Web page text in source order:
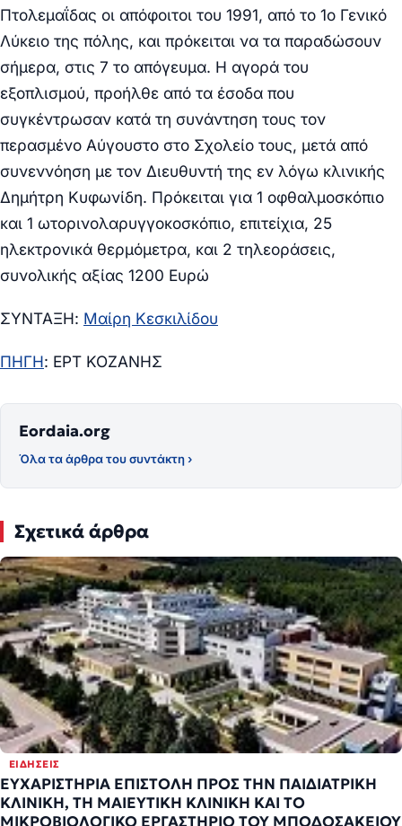
Πτολεμαΐδας οι απόφοιτοι του 1991, από το 1ο Γενικό
Λύκειο της πόλης, και πρόκειται να τα παραδώσουν
σήμερα, στις 7 το απόγευμα. Η αγορά του
εξοπλισμού, προήλθε από τα έσοδα που
συγκέντρωσαν κατά τη συνάντηση τους τον
περασμένο Αύγουστο στο Σχολείο τους, μετά από
συνεννόηση με τον Διευθυντή της εν λόγω κλινικής
Δημήτρη Κυφωνίδη. Πρόκειται για 1 οφθαλμοσκόπιο
και 1 ωτορινολαρυγγοκοσκόπιο, επιτείχια, 25
ηλεκτρονικά θερμόμετρα, και 2 τηλεοράσεις,
συνολικής αξίας 1200 Ευρώ
ΣΥΝΤΑΞΗ: Μαίρη Κεσκιλίδου
ΠΗΓΗ: ΕΡΤ ΚΟΖΑΝΗΣ
Eordaia.org
Όλα τα άρθρα του συντάκτη ›
Σχετικά άρθρα
ΕΙΔΉΣΕΙΣ
ΕΥΧΑΡΙΣΤΗΡΙΑ ΕΠΙΣΤΟΛΗ ΠΡΟΣ ΤΗΝ ΠΑΙΔΙΑΤΡΙΚΗ
ΚΛΙΝΙΚΗ, ΤΗ ΜΑΙΕΥΤΙΚΗ ΚΛΙΝΙΚΗ ΚΑΙ ΤΟ
ΜΙΚΡΟΒΙΟΛΟΓΙΚΟ ΕΡΓΑΣΤΗΡΙΟ ΤΟΥ ΜΠΟΔΟΣΑΚΕΙΟΥ